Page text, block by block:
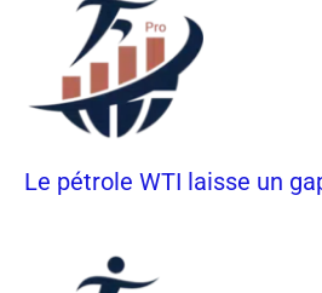
Le pétrole WTI laisse un